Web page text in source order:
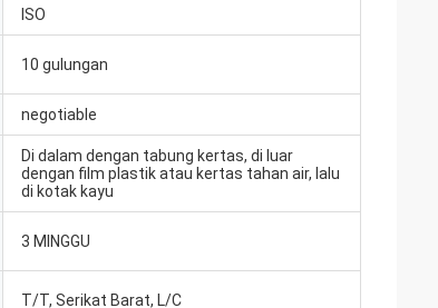
ISO
10 gulungan
negotiable
Di dalam dengan tabung kertas, di luar
dengan film plastik atau kertas tahan air, lalu
di kotak kayu
3 MINGGU
T/T, Serikat Barat, L/C